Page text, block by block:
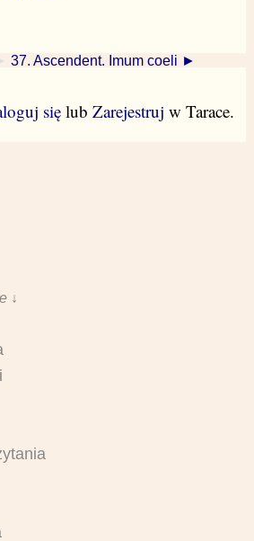
37. Ascendent. Imum coeli ►
sięlub Zarejestruj w Tarace.
↓